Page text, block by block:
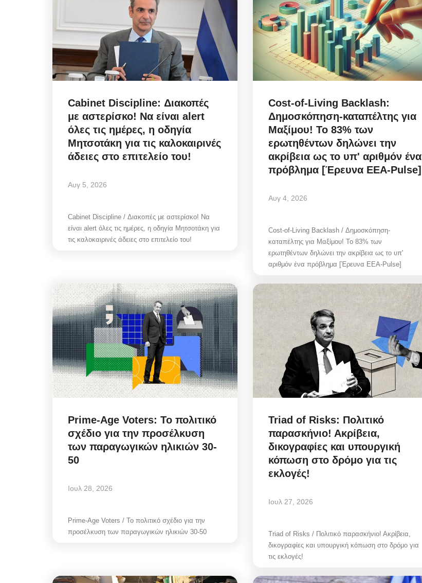
Cabinet Discipline: Διακοπές
με αστερίσκο! Να είναι alert
όλες τις ημέρες, η οδηγία
Μητσοτάκη για τις καλοκαιρινές
άδειες στο επιτελείο του!
Αυγ 5, 2026
Cabinet Discipline / Διακοπές με αστερίσκο! Να
είναι alert όλες τις ημέρες, η οδηγία Μητσοτάκη για
τις καλοκαιρινές άδειες στο επιτελείο του!
Cost-of-Living Backlash:
Δημοσκόπηση-καταπέλτης για
Μαξίμου! Το 83% των
ερωτηθέντων δηλώνει την
ακρίβεια ως το υπ' αριθμόν ένα
πρόβλημα [Έρευνα ΕΕΑ-Pulse]
Αυγ 4, 2026
Cost-of-Living Backlash / Δημοσκόπηση-
καταπέλτης για Μαξίμου! Το 83% των
ερωτηθέντων δηλώνει την ακρίβεια ως το υπ'
αριθμόν ένα πρόβλημα [Έρευνα ΕΕΑ-Pulse]
Prime-Age Voters: Το πολιτικό
σχέδιο για την προσέλκυση
των παραγωγικών ηλικιών 30-
50
Ιουλ 28, 2026
Prime-Age Voters / Το πολιτικό σχέδιο για την
προσέλκυση των παραγωγικών ηλικιών 30-50
Triad of Risks: Πολιτικό
παρασκήνιο! Ακρίβεια,
δικογραφίες και υπουργική
κόπωση στο δρόμο για τις
εκλογές!
Ιουλ 27, 2026
Triad of Risks / Πολιτικό παρασκήνιο! Ακρίβεια,
δικογραφίες και υπουργική κόπωση στο δρόμο για
τις εκλογές!